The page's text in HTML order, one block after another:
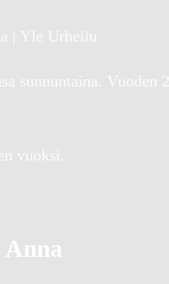
| Yle Urheilu
sunnuntaina. Vuoden
vuoksi.